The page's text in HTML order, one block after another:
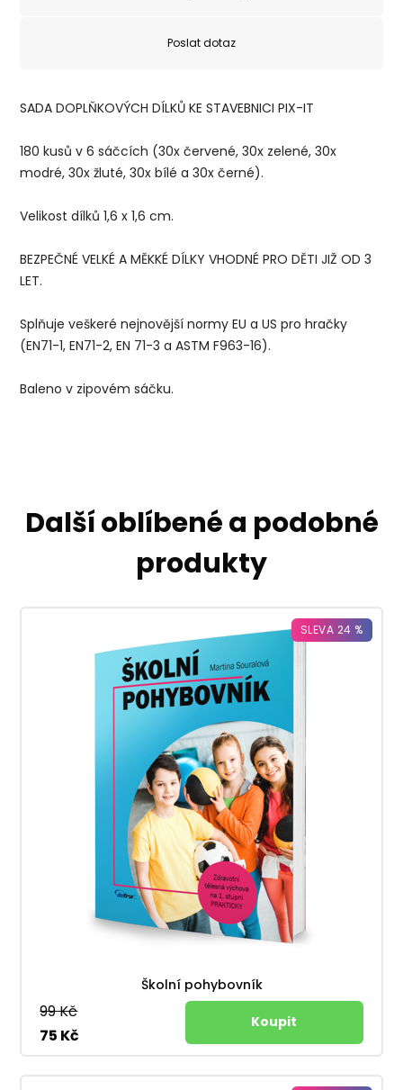
Poslat dotaz
SADA DOPLŇKOVÝCH DÍLKŮ KE STAVEBNICI PIX-IT
180 kusů v 6 sáčcích (30x červené, 30x zelené, 30x
modré, 30x žluté, 30x bílé a 30x černé).
Velikost dílků 1,6 x 1,6 cm.
BEZPEČNÉ VELKÉ A MĚKKÉ DÍLKY VHODNÉ PRO DĚTI JIŽ OD 3
LET.
Splňuje veškeré nejnovější normy EU a US pro hračky
(EN71-1, EN71-2, EN 71-3 a ASTM F963-16).
Baleno v zipovém sáčku.
Další oblíbené a podobné
produkty
SLEVA 24 %
Školní pohybovník
99 Kč
75 Kč